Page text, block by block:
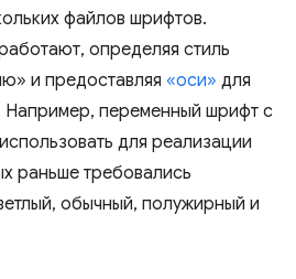
файлов шрифтов.
определяя стиль
и предоставляя «оси» для
Например, переменный шрифт с
для реализации
раньше требовались
обычный, полужирный и